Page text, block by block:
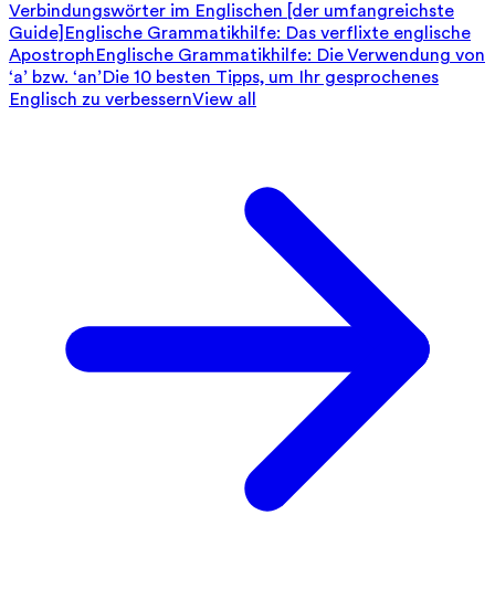
Verbindungswörter im Englischen [der umfangreichste
Guide] Englische Grammatikhilfe: Das verflixte englische
ApostrophEnglische Grammatikhilfe: Die Verwendung von
‘a’ bzw. ‘an’Die 10 besten Tipps, um Ihr gesprochenes
Englisch zu verbessernView all